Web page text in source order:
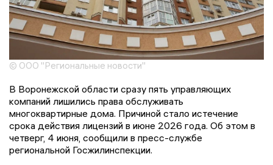
© ООО "Региональные новости"
В Воронежской области сразу пять управляющих
компаний лишились права обслуживать
многоквартирные дома. Причиной стало истечение
срока действия лицензий в июне 2026 года. Об этом в
четверг, 4 июня, сообщили в пресс-службе
региональной Госжилинспекции.